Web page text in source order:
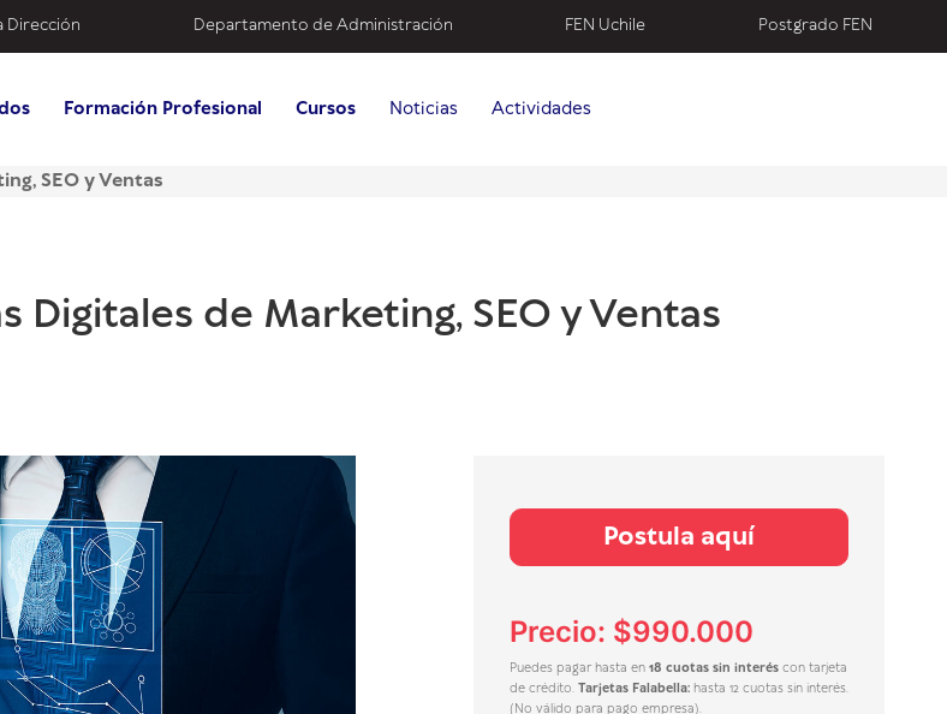
Dirección Departamento de Administración FEN Uchile Postgrado FEN
Formación Profesional Cursos Noticias Actividades
SEO y Ventas
Digitales de Marketing, SEO y Ventas
Postula aquí
Precio: $990.000
Puedes pagar hasta en 18 cuotas sin interés con tarjeta
de crédito. Tarjetas Falabella: hasta 12 cuotas sin interés.
(No válido para pago empresa).